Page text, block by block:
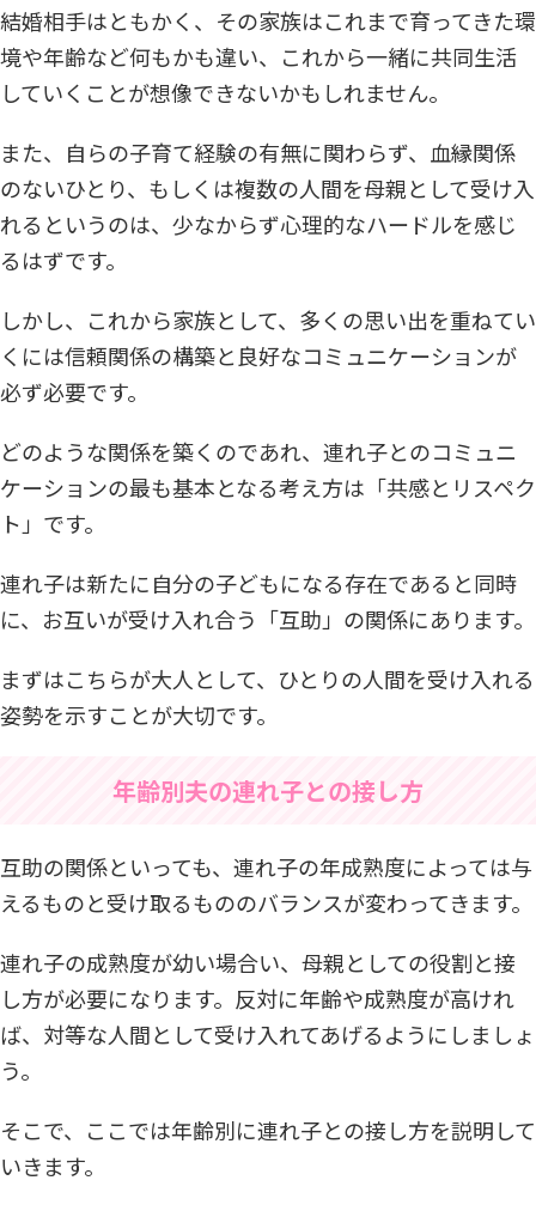
結婚相手はともかく、その家族はこれまで育ってきた環
境や年齢など何もかも違い、これから一緒に共同生活
していくことが想像できないかもしれません。
また、自らの子育て経験の有無に関わらず、血縁関係
のないひとり、もしくは複数の人間を母親として受け入
れるというのは、少なからず心理的なハードルを感じ
るはずです。
しかし、これから家族として、多くの思い出を重ねてい
くには信頼関係の構築と良好なコミュニケーションが
必ず必要です。
どのような関係を築くのであれ、連れ子とのコミュニ
ケーションの最も基本となる考え方は「共感とリスペク
ト」です。
連れ子は新たに自分の子どもになる存在であると同時
に、お互いが受け入れ合う「互助」の関係にあります。
まずはこちらが大人として、ひとりの人間を受け入れる
姿勢を示すことが大切です。
年齢別夫の連れ子との接し方
互助の関係といっても、連れ子の年成熟度によっては与
えるものと受け取るもののバランスが変わってきます。
連れ子の成熟度が幼い場合い、母親としての役割と接
し方が必要になります。反対に年齢や成熟度が高けれ
ば、対等な人間として受け入れてあげるようにしましょ
う。
そこで、ここでは年齢別に連れ子との接し方を説明して
いきます。